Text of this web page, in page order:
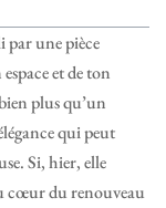
une pièce
et de ton
plus qu’un
qui peut
Si, hier, elle
cœur du renouveau